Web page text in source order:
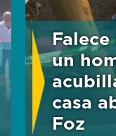
un
casa
Foz